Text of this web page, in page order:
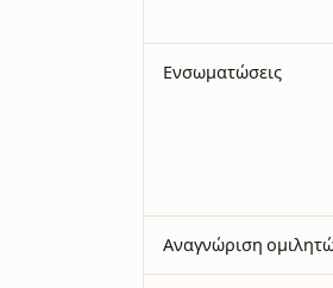
Ενσωματώσεις
Αναγνώριση